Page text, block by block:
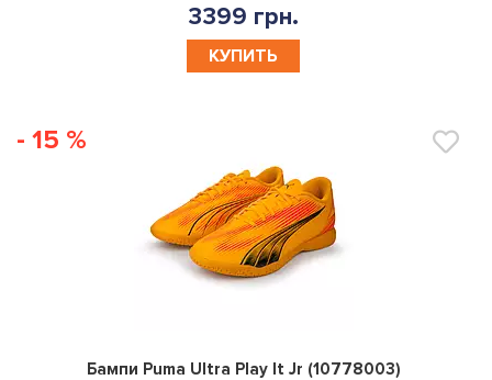
3399 грн.
КУПИТЬ
- 15 %
0
Бампи Puma Ultra Play It Jr (10778003)